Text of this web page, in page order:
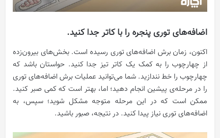
اضافه‌های توری پنجره را با کاتر جدا کنید.
اکنون، زمان برش اضافه‌های توری رسیده است. بخش‌های بیرون‌زده
از چهارچوب را به کمک یک کاتر تیز جدا کنید. حواستان باشد که
چهارچوب را خط نندازید. شما می‌توانید عملیات برش اضافه‌های توری
را در مرحله‌ی پیشین انجام دهید؛ اما، بهتر است که کمی صبر کنید.
ممکن است که در این مرحله متوجه مشکل شوید؛ سپس، به
اضافه‌های توری نیاز پیدا کنید. در نتیجه، صبور باشید.